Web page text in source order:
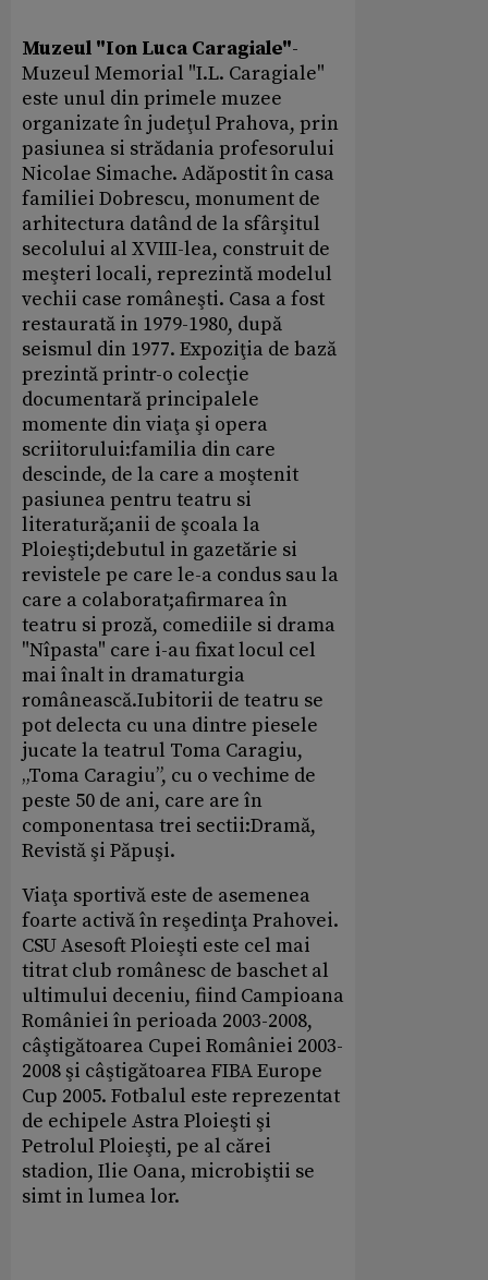
Muzeul "Ion Luca Caragiale"-
Muzeul Memorial "I.L. Caragiale"
este unul din primele muzee
organizate în judeţul Prahova, prin
pasiunea si strădania profesorului
Nicolae Simache. Adăpostit în casa
familiei Dobrescu, monument de
arhitectura datând de la sfârşitul
secolului al XVIII-lea, construit de
meşteri locali, reprezintă modelul
vechii case româneşti. Casa a fost
restaurată in 1979-1980, după
seismul din 1977. Expoziţia de bază
prezintă printr-o colecţie
documentară principalele
momente din viaţa şi opera
scriitorului:familia din care
descinde, de la care a moştenit
pasiunea pentru teatru si
literatură;anii de şcoala la
Ploieşti;debutul in gazetărie si
revistele pe care le-a condus sau la
care a colaborat;afirmarea în
teatru si proză, comediile si drama
"Nîpasta" care i-au fixat locul cel
mai înalt in dramaturgia
românească.Iubitorii de teatru se
pot delecta cu una dintre piesele
jucate la teatrul Toma Caragiu,
„Toma Caragiu”, cu o vechime de
peste 50 de ani, care are în
componentasa trei sectii:Dramă,
Revistă şi Păpuşi.
Viaţa sportivă este de asemenea
foarte activă în reşedinţa Prahovei.
CSU Asesoft Ploieşti este cel mai
titrat club românesc de baschet al
ultimului deceniu, fiind Campioana
României în perioada 2003-2008,
câştigătoarea Cupei României 2003-
2008 şi câştigătoarea FIBA Europe
Cup 2005. Fotbalul este reprezentat
de echipele Astra Ploieşti şi
Petrolul Ploieşti, pe al cărei
stadion, Ilie Oana, microbiştii se
simt in lumea lor.